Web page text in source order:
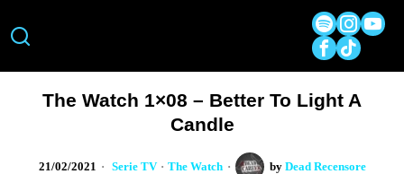
The Watch 1×08 – Better To Light A
Candle
21/02/2021 Serie TV · The Watch by Dead Recensore